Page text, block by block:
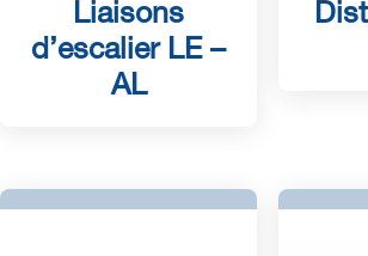
Liaisons
d’escalier LE –
AL